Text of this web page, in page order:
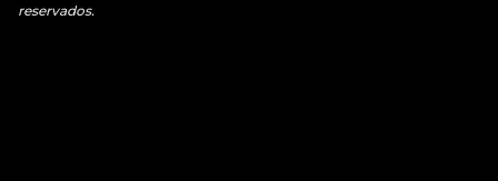
reservados.